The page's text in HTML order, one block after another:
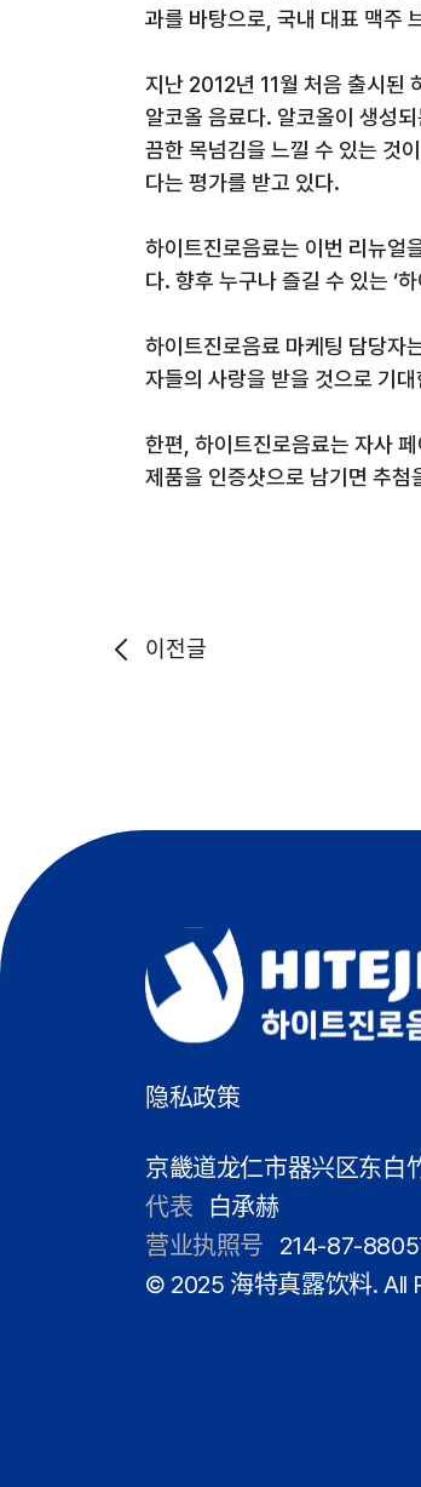
과를 바탕으로 국내 대표 맥주
지난 2012년 11월 처음 출시된
알코올 음료다. 알코올이 생성
끔한 목넘김을 느낄 수 있는 것
다는 평가를 받고 있다.
하이트진로음료는 이번 리뉴얼
다. 향후 누구나 즐길 수 있는 ‘
하이트진로음료 마케팅 담당자
자들의 사랑을 받을 것으로 기
한편 하이트진로음료는 자사
제품을 인증샷으로 남기면 추
이전글
隐私政策
京畿道龙仁市器兴区东白
代表
白承赫
营业执照号
214-87-
© 2025 海特真露饮料. All